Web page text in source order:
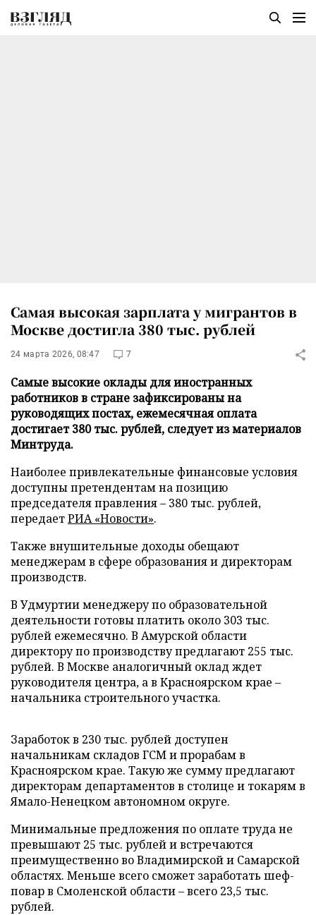
Самая высокая зарплата у мигрантов в
Москве достигла 380 тыс. рублей
24 марта 2026, 08:47 7
Самые высокие оклады для иностранных
работников в стране зафиксированы на
руководящих постах, ежемесячная оплата
достигает 380 тыс. рублей, следует из материалов
Минтруда.
Наиболее привлекательные финансовые условия
доступны претендентам на позицию
председателя правления – 380 тыс. рублей,
передаетРИА «Новости».
Также внушительные доходы обещают
менеджерам в сфере образования и директорам
производств.
В Удмуртии менеджеру по образовательной
деятельности готовы платить около 303 тыс.
рублей ежемесячно. В Амурской области
директору по производству предлагают 255 тыс.
рублей. В Москве аналогичный оклад ждет
руководителя центра, а в Красноярском крае –
начальника строительного участка.
Заработок в 230 тыс. рублей доступен
начальникам складов ГСМ и прорабам в
Красноярском крае. Такую же сумму предлагают
директорам департаментов в столице и токарям в
Ямало-Ненецком автономном округе.
Минимальные предложения по оплате труда не
превышают 25 тыс. рублей и встречаются
преимущественно во Владимирской и Самарской
областях. Меньше всего сможет заработать шеф-
повар в Смоленской области – всего 23,5 тыс.
рублей.